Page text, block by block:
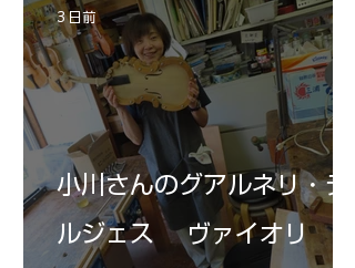
が消えた。にかわで再度閉じる。消えた――
の小川さんの笑顔が満開となる・・。いよい
よ来週からニス塗りか？
小川さんのグアルネリ・デ
ルジェス ヴァイオリ
3 日前